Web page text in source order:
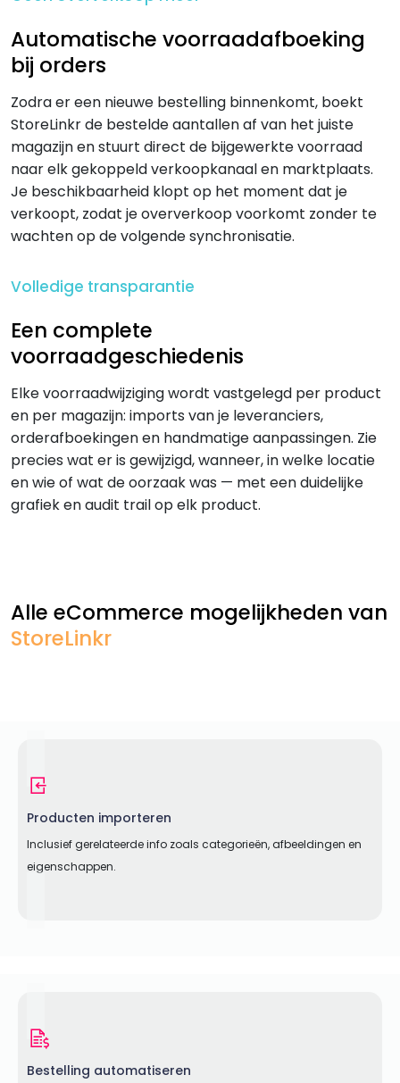
Automatische voorraadafboeking
bij orders
Zodra er een nieuwe bestelling binnenkomt, boekt
StoreLinkr de bestelde aantallen af van het juiste
magazijn en stuurt direct de bijgewerkte voorraad
naar elk gekoppeld verkoopkanaal en marktplaats.
Je beschikbaarheid klopt op het moment dat je
verkoopt, zodat je oververkoop voorkomt zonder te
wachten op de volgende synchronisatie.
Volledige transparantie
Een complete
voorraadgeschiedenis
Elke voorraadwijziging wordt vastgelegd per product
en per magazijn: imports van je leveranciers,
orderafboekingen en handmatige aanpassingen. Zie
precies wat er is gewijzigd, wanneer, in welke locatie
en wie of wat de oorzaak was — met een duidelijke
grafiek en audit trail op elk product.
Alle eCommerce mogelijkheden van
StoreLinkr
Producten importeren
Inclusief gerelateerde info zoals categorieën, afbeeldingen en
eigenschappen.
Bestelling automatiseren